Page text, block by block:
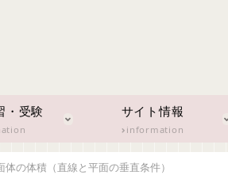
・受験 サイト情報
information
の体積（直線と平面の垂直条件）